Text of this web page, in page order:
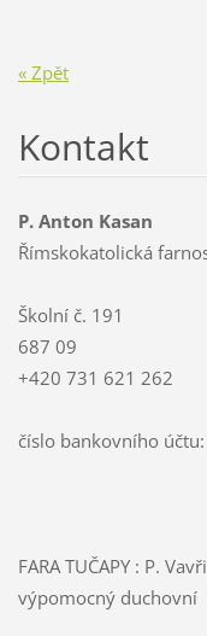
« Zpět
Kontakt
P. Anton Kasan
Římskokatolická
Školní č. 191
687 09
+420 731 621 262
číslo bankovního
FARA TUČAPY : P.
výpomocný duchovní